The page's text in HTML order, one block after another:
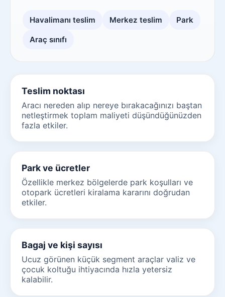
Havalimanı teslim Merkez teslim Park
Araç sınıfı
Teslim noktası
Aracı nereden alıp nereye bırakacağınızı baştan
netleştirmek toplam maliyeti düşündüğünüzden
fazla etkiler.
Park ve ücretler
Özellikle merkez bölgelerde park koşulları ve
otopark ücretleri kiralama kararını doğrudan
etkiler.
Bagaj ve kişi sayısı
Ucuz görünen küçük segment araçlar valiz ve
çocuk koltuğu ihtiyacında hızla yetersiz
kalabilir.